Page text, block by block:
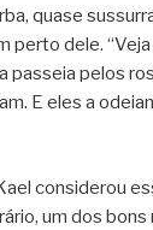
quase
perto dele.
passeia pelos
E eles a
considerou
um dos